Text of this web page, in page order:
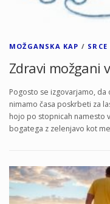
MOŽGANSKA KAP /
Zdravi možgani
Pogosto se izgovarjamo,
nimamo časa poskrbeti za
hojo po stopnicah namesto
bogatega z zelenjavo kot